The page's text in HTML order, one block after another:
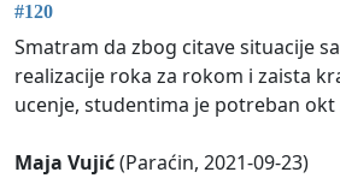
#120
Smatram da zbog citave situacije
realizacije roka za rokom i zaista
ucenje, studentima je potreban okt
Maja Vujić(Paraćin, 2021-09-23)